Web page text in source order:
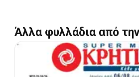
Άλλα φυλλάδια από